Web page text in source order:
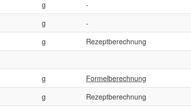
g
-
g
-
g
Rezeptberechnung
g
Formelberechnung
g
Rezeptberechnung